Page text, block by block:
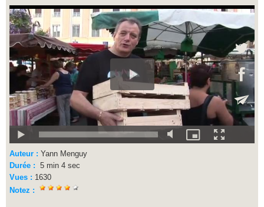
Auteur : Yann Menguy
Durée : 5 min 4 sec
Vues : 1630
Notez :